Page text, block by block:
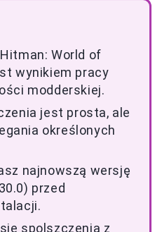
World of
wynikiem pracy
modderskiej.
jest prosta, ale
określonych
najnowszą wersję
przed
spolszczenia z